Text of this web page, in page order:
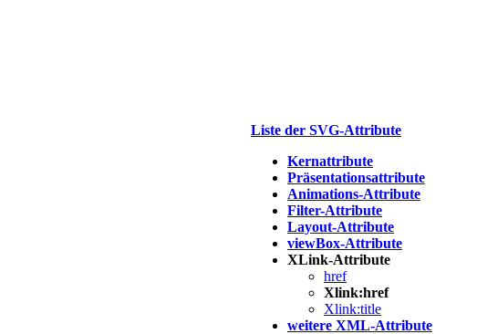
Liste der SVG-Attribute
Kernattribute
Präsentationsattribute
Animations-Attribute
Filter-Attribute
Layout-Attribute
viewBox-Attribute
XLink-Attribute
href
Xlink:href
Xlink:title
weitere XML-Attribute